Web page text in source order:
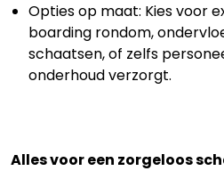
Opties op maat: Kies voor
boarding rondom,
schaatsen, of zelfs
onderhoud verzorgt.
Alles voor een zorgeloos